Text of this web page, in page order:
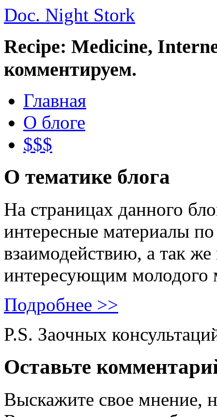
Doc. Night Stork
Recipe: Medicine,
комментируем.
Главная
О блоге
$$$
О тематике блога
На страницах данного
интересные материалы
взаимодействию, а так
интересующим молодого
Подробнее >>
P.S. Заочных
Оставьте
Выскажите свое мнение,